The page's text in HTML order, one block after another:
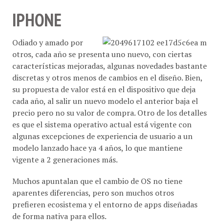
IPHONE
Odiado y amado por
otros, cada año se presenta uno nuevo, con ciertas
características mejoradas, algunas novedades bastante
discretas y otros menos de cambios en el diseño. Bien,
su propuesta de valor está en el dispositivo que deja
cada año, al salir un nuevo modelo el anterior baja el
precio pero no su valor de compra. Otro de los detalles
es que el sistema operativo actual está vigente con
algunas excepciones de experiencia de usuario a un
modelo lanzado hace ya 4 años, lo que mantiene
vigente a 2 generaciones más.
Muchos apuntalan que el cambio de OS no tiene
aparentes diferencias, pero son muchos otros
prefieren ecosistema y el entorno de apps diseñadas
de forma nativa para ellos.